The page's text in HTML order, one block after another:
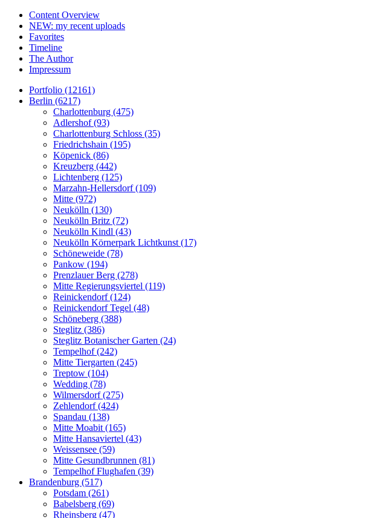
Content Overview
NEW: my recent uploads
Favorites
Timeline
The Author
Impressum
Portfolio (12161)
Berlin (6217)
Charlottenburg (475)
Adlershof (93)
Charlottenburg Schloss (35)
Friedrichshain (195)
Köpenick (86)
Kreuzberg (442)
Lichtenberg (125)
Marzahn-Hellersdorf (109)
Mitte (972)
Neukölln (130)
Neukölln Britz (72)
Neukölln Kindl (43)
Neukölln Körnerpark Lichtkunst (17)
Schöneweide (78)
Pankow (194)
Prenzlauer Berg (278)
Mitte Regierungsviertel (119)
Reinickendorf (124)
Reinickendorf Tegel (48)
Schöneberg (388)
Steglitz (386)
Steglitz Botanischer Garten (24)
Tempelhof (242)
Mitte Tiergarten (245)
Treptow (104)
Wedding (78)
Wilmersdorf (275)
Zehlendorf (424)
Spandau (138)
Mitte Moabit (165)
Mitte Hansaviertel (43)
Weissensee (59)
Mitte Gesundbrunnen (81)
Tempelhof Flughafen (39)
Brandenburg (517)
Potsdam (261)
Babelsberg (69)
Rheinsberg (47)